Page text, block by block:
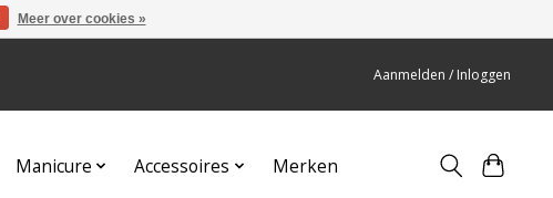
Aanmelden / Inloggen
Manicure Accessoires Merken
Meer over cookies »